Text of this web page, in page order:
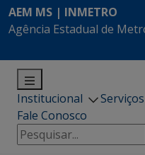
AEM MS | INMETRO
Agência Estadual de
Institucional Serviços
Fale Conosco
Pesquisar
por: